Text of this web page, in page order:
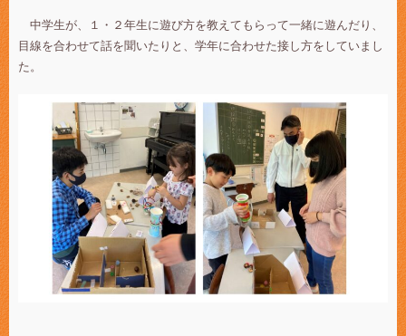
中学生が、１・２年生に遊び方を教えてもらって一緒に遊んだり、
目線を合わせて話を聞いたりと、学年に合わせた接し方をしていまし
た。